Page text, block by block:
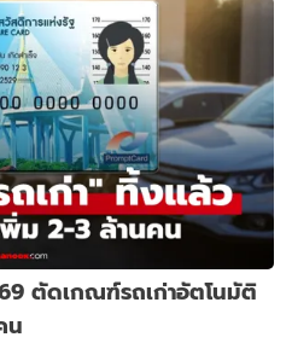
ตัดเกณฑ์รถเก่าอัตโนมัติ
น